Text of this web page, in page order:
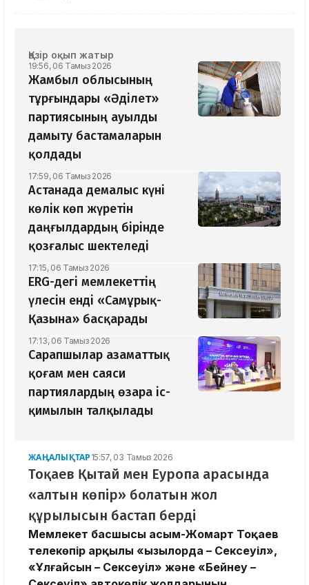
Қазір оқып жатыр
19:56, 06 Тамыз 2026
Жамбыл облысының
тұрғындары «Әділет»
партиясының ауылды
дамыту бастамаларын
қолдады
17:59, 06 Тамыз 2026
Астанада демалыс күні
көлік көп жүретін
даңғылдардың бірінде
қозғалыс шектеледі
17:15, 06 Тамыз 2026
ERG-дегі мемлекеттің
үлесін енді «Самұрық-
Қазына» басқарады
17:13, 06 Тамыз 2026
Сарапшылар азаматтық
қоғам мен саяси
партиялардың өзара іс-
қимылын талқылады
ЖАҢАЛЫҚТАР 15:57, 03 Тамыз 2026
Тоқаев Қытай мен Еуропа арасында
«алтын көпір» болатын жол
құрылысын бастап берді
Мемлекет басшысы Қасым-Жомарт Тоқаев
телекөпір арқылы «Қызылорда – Сексеуіл»,
«Ұлғайсын – Сексеуіл» және «Бейнеу –